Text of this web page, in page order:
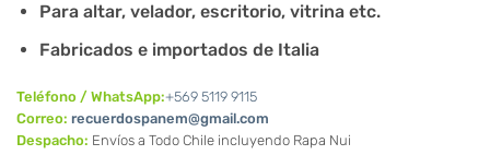
Para altar, velador, escritorio, vitrina etc.
Fabricados e importados de Italia
Teléfono / WhatsApp:+569 5119 9115
Correo: recuerdospanem@gmail.com
Despacho: Envíos a Todo Chile incluyendo Rapa Nui